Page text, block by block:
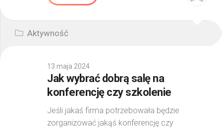
Aktywność
13 maja 2024
Jak wybrać dobrą salę na
konferencję czy szkolenie
Jeśli jakaś firma potrzebowała będzie
zorganizować jakąś konferencję czy